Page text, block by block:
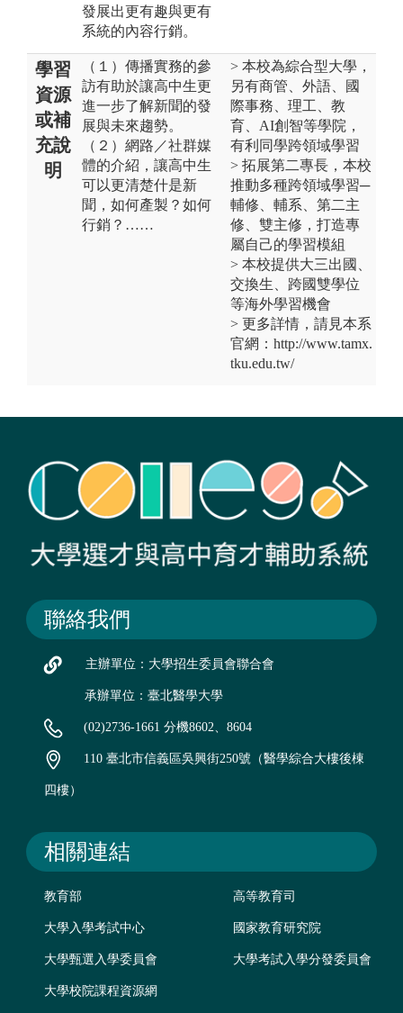
發展出更有趣與更有
系統的內容行銷。
學習
資源
或補
充說
明
（１）傳播實務的參
訪有助於讓高中生更
進一步了解新聞的發
展與未來趨勢。
（２）網路／社群媒
體的介紹，讓高中生
可以更清楚什是新
聞，如何產製？如何
行銷？……
> 本校為綜合型大學，
另有商管、外語、國
際事務、理工、教
育、AI創智等學院，
有利同學跨領域學習
> 拓展第二專長，本校
推動多種跨領域學習─
輔修、輔系、第二主
修、雙主修，打造專
屬自己的學習模組
> 本校提供大三出國、
交換生、跨國雙學位
等海外學習機會
> 更多詳情，請見本系
官網：http://www.tamx.
tku.edu.tw/
聯絡我們
主辦單位：大學招生委員會聯合會
承辦單位：臺北醫學大學
(02)2736-1661 分機8602、8604
110 臺北市信義區吳興街250號（醫學綜合大樓後棟
四樓）
相關連結
教育部 高等教育司
大學入學考試中心 國家教育研究院
大學甄選入學委員會 大學考試入學分發委員會
大學校院課程資源網